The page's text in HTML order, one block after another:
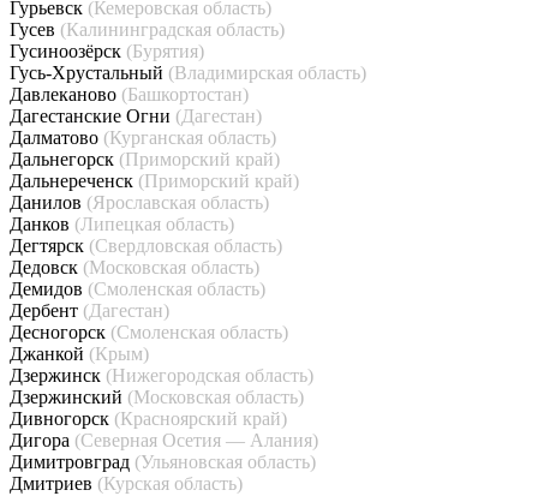
Гурьевск (Кемеровская область)
Гусев (Калининградская область)
Гусиноозёрск (Бурятия)
Гусь-Хрустальный (Владимирская область)
Давлеканово (Башкортостан)
Дагестанские Огни (Дагестан)
Далматово (Курганская область)
Дальнегорск (Приморский край)
Дальнереченск (Приморский край)
Данилов (Ярославская область)
Данков (Липецкая область)
Дегтярск (Свердловская область)
Дедовск (Московская область)
Демидов (Смоленская область)
Дербент (Дагестан)
Десногорск (Смоленская область)
Джанкой (Крым)
Дзержинск (Нижегородская область)
Дзержинский (Московская область)
Дивногорск (Красноярский край)
Дигора (Северная Осетия — Алания)
Димитровград (Ульяновская область)
Дмитриев (Курская область)